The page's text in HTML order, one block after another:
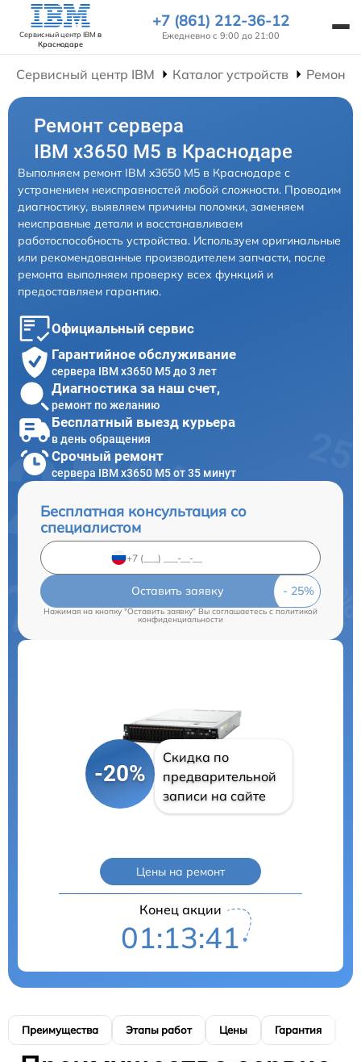
Сервисный центр IBM в
Краснодаре
+7 (861) 212-36-12
Ежедневно с 9:00 до 21:00
Сервисный центр IBM Каталог устройств Ремонт
Ремонт сервера
IBM x3650 M5 в Краснодаре
Выполняем ремонт IBM x3650 M5 в Краснодаре с
устранением неисправностей любой сложности. Проводим
диагностику, выявляем причины поломки, заменяем
неисправные детали и восстанавливаем
работоспособность устройства. Используем оригинальные
или рекомендованные производителем запчасти, после
ремонта выполняем проверку всех функций и
предоставляем гарантию.
Официальный сервис
Гарантийное обслуживание
сервера IBM x3650 M5 до 3 лет
Диагностика за наш счет,
ремонт по желанию
Бесплатный выезд курьера
в день обращения
Срочный ремонт
сервера IBM x3650 M5 от 35 минут
Бесплатная консультация со
специалистом
Оставить заявку
Нажимая на кнопку "Оставить заявку" Вы соглашаетесь c политикой
конфиденциальности
-20%
Скидка по
предварительной
записи на сайте
Цены на ремонт
Конец акции
01:13:40
Преимущества Этапы работ Цены Гарантия